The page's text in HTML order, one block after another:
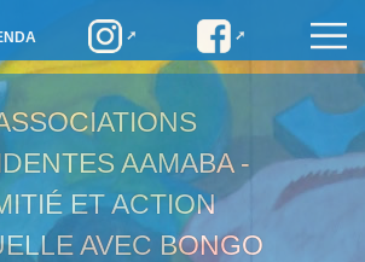
AAMABA -
ET ACTION
AVEC BONGO